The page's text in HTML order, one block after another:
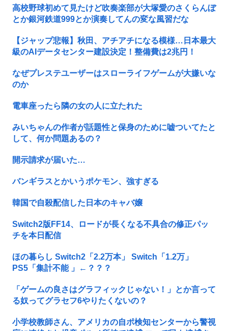
高校野球初めて見たけど吹奏楽部が大塚愛のさくらんぼ
とか銀河鉄道999とか演奏してんの変な風習だな
【ジャップ悲報】秋田、アチアチになる模様…日本最大
級のAIデータセンター建設決定！整備費は2兆円！
なぜプレステユーザーはスローライフゲームが大嫌いな
のか
電車座ったら隣の女の人に立たれた
みいちゃんの作者が話題性と保身のために嘘ついてたと
して、何か問題あるの？
開示請求が届いた…
バンギラスとかいうポケモン、強すぎる
韓国で自殺配信した日本のキャバ嬢
Switch2版FF14、ロードが長くなる不具合の修正パッ
チを本日配信
ほの暮らし Switch2「2.2万本」 Switch「1.2万」
PS5「集計不能 」←？？？
「ゲームの良さはグラフィックじゃない！」とか言って
る奴ってグラセフ6やりたくないの？
小学校教師さん、アメリカの自ポ検知センターから警視